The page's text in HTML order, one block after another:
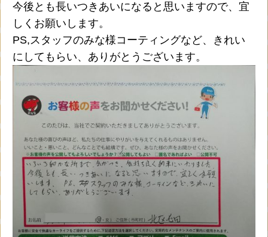
今後とも長いつきあいになると思いますので、宜
しくお願いします。
PS,スタッフのみな様コーティングなど、きれい
にしてもらい、ありがとうございます。